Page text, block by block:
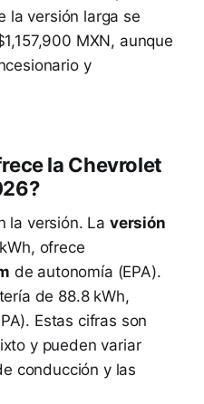
la versión larga se
MXN, aunque
y
la Chevrolet
la versión. La versión
ofrece
de autonomía (EPA).
de 88.8 kWh,
Estas cifras son
y pueden variar
conducción y las